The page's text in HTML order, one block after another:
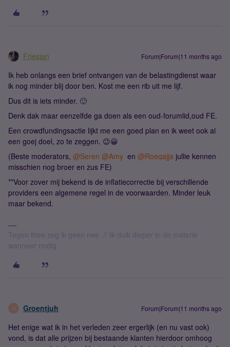
Friesian Forum|Forum|11 months ago
Ik heb onlangs een brief ontvangen van de belastingdienst waar
ik nog minder blij door ben. Kost me een rib uit me lijf.
Dus dit is iets minder. 🙂
Denk dak maar eenzelfde ga doen als een oud-forumlid,oud FE.
Een crowdfundingsactie lijkt me een goed plan en ik weet ook al
een goej doel, zo te zeggen. 😉😀
(Beste moderators, ​ @Seren @Amy en ​ @Roeqajja jullie kennen
misschien nog broer en zus FE)
**Voor zover mij bekend is de inflatiecorrectie bij verschillende
providers een algemene regel in de voorwaarden. Minder leuk
maar bekend.
Tegen thee zeg ik geen nee. // Ik duik dieper in de materie
wanneer nodig.
G Groentjuh Forum|Forum|11 months ago
Het enige wat ik in het verleden zeer ergerlijk (en nu vast ook)
vond, is dat alle prijzen bij bestaande klanten hierdoor omhoog